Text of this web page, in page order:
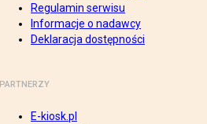
Regulamin serwisu
Informacje o nadawcy
Deklaracja dostępności
PARTNERZY
E-kiosk.pl